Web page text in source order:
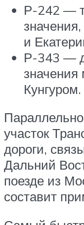
Р-242 —
и
Р-343 —
Кунгуром.
участок
дороги,
Дальний
поезде из
составит